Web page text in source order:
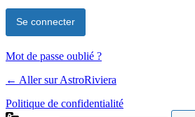
Mot de passe oublié ?
← Aller sur AstroRiviera
Politique de confidentialité